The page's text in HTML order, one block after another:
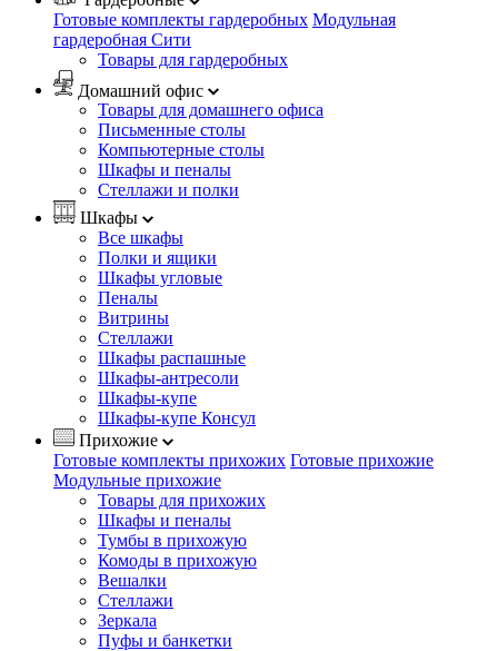
Готовые комплекты гардеробных Модульная
гардеробная Сити
Товары для гардеробных
Домашний офис
Товары для домашнего офиса
Письменные столы
Компьютерные столы
Шкафы и пеналы
Стеллажи и полки
Шкафы
Все шкафы
Полки и ящики
Шкафы угловые
Пеналы
Витрины
Стеллажи
Шкафы распашные
Шкафы-антресоли
Шкафы-купе
Шкафы-купе Консул
Прихожие
Готовые комплекты прихожих Готовые прихожие
Модульные прихожие
Товары для прихожих
Шкафы и пеналы
Тумбы в прихожую
Комоды в прихожую
Вешалки
Стеллажи
Зеркала
Пуфы и банкетки